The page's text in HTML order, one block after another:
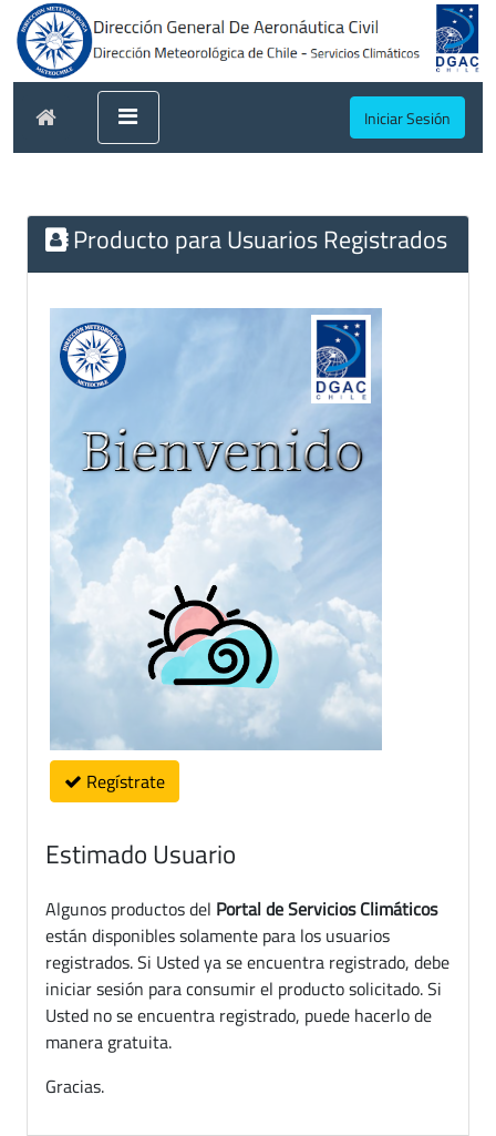
Iniciar Sesión
Producto para Usuarios Registrados
Regístrate
Estimado Usuario
Algunos productos del Portal de Servicios Climáticos
están disponibles solamente para los usuarios
registrados. Si Usted ya se encuentra registrado, debe
iniciar sesión para consumir el producto solicitado. Si
Usted no se encuentra registrado, puede hacerlo de
manera gratuita.
Gracias.